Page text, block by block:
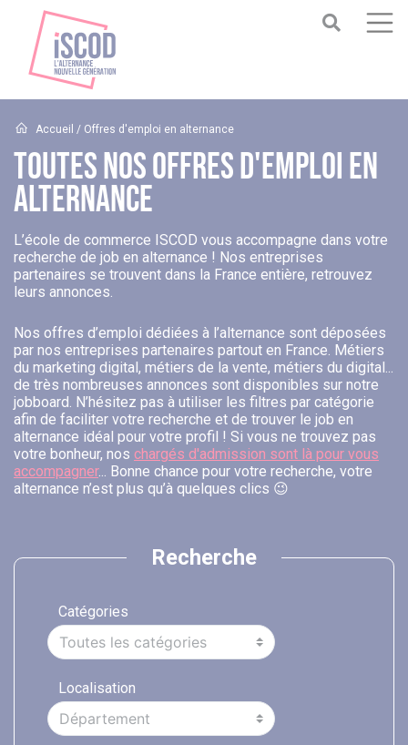
Accueil / Offres d'emploi en alternance
Toutes Nos Offres D'emploi En
Alternance
L’école de commerce ISCOD vous accompagne dans votre
recherche de job en alternance ! Nos entreprises
partenaires se trouvent dans la France entière, retrouvez
leurs annonces.
Nos offres d’emploi dédiées à l’alternance sont déposées
par nos entreprises partenaires partout en France. Métiers
du marketing digital, métiers de la vente, métiers du digital...
de très nombreuses annonces sont disponibles sur notre
jobboard. N’hésitez pas à utiliser les filtres par catégorie
afin de faciliter votre recherche et de trouver le job en
alternance idéal pour votre profil ! Si vous ne trouvez pas
votre bonheur, nos chargés d'admission sont là pour vous
accompagner... Bonne chance pour votre recherche, votre
alternance n’est plus qu’à quelques clics 😉
Recherche
Catégories
Localisation